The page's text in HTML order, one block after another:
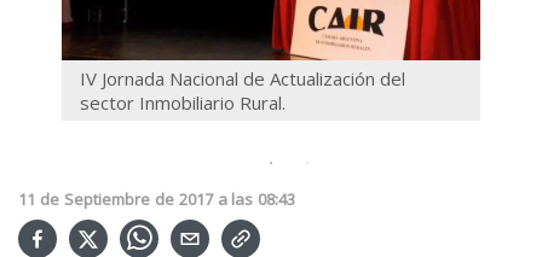
IV Jornada Nacional de Actualización del
sector Inmobiliario Rural.
11 de Septiembre de 2017 a las 08:43